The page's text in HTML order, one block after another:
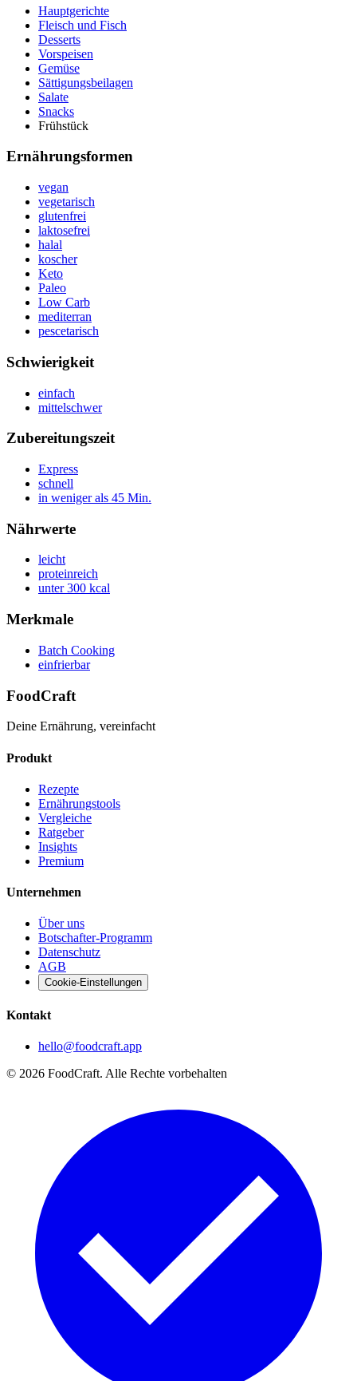
Hauptgerichte
Fleisch und Fisch
Desserts
Vorspeisen
Gemüse
Sättigungsbeilagen
Salate
Snacks
Frühstück
Ernährungsformen
vegan
vegetarisch
glutenfrei
laktosefrei
halal
koscher
Keto
Paleo
Low Carb
mediterran
pescetarisch
Schwierigkeit
einfach
mittelschwer
Zubereitungszeit
Express
schnell
in weniger als 45 Min.
Nährwerte
leicht
proteinreich
unter 300 kcal
Merkmale
Batch Cooking
einfrierbar
FoodCraft
Deine Ernährung, vereinfacht
Produkt
Rezepte
Ernährungstools
Vergleiche
Ratgeber
Insights
Premium
Unternehmen
Über uns
Botschafter-Programm
Datenschutz
AGB
Cookie-Einstellungen
Kontakt
hello@foodcraft.app
© 2026 FoodCraft. Alle Rechte vorbehalten